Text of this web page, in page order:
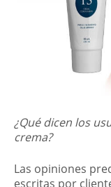
¿Qué dicen los
crema?
Las opiniones
escritas por